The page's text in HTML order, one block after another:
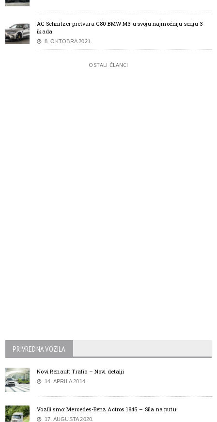
AC Schnitzer pretvara G80 BMW M3 u svoju najmoćniju seriju 3
ikada
8. OKTOBRA 2021.
OSTALI ČLANCI
PRIVREDNA VOZILA
Novi Renault Trafic – Novi detalji
14. APRILA 2014.
Vozili smo: Mercedes-Benz Actros 1845 – Sila na putu!
17. AUGUSTA 2020.